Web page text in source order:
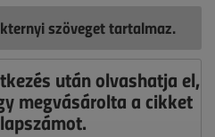
szöveget tartalmaz.
után olvashatja el,
megvásárolta a cikket